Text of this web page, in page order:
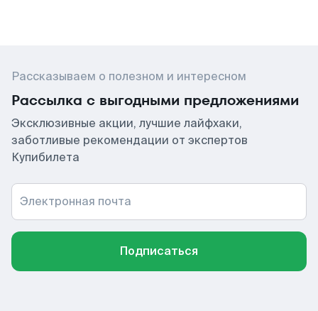
Рассказываем о полезном и интересном
Рассылка с выгодными предложениями
Эксклюзивные акции, лучшие лайфхаки,
заботливые рекомендации от экспертов
Купибилета
Электронная почта
Подписаться